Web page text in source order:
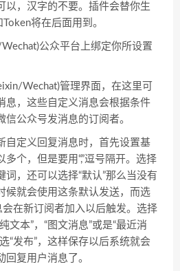
以，汉字的不要。插件会替你生
将在后面用到。
公众平台上绑定你所设置
Wechat)管理界面，在这里可
息，这些自定义消息会根据条件
信公众号发消息的订阅者。
自定义回复消息时，首先设置基
个，但是要用“,”逗号隔开。选择
词，还可以选择“默认”那么当没有
候就会使用这条默认发送，而选
会在新订阅者加入以后触发。选择
文本”，“图文消息”或是“最近消
“发布”，这样保存以后系统就会
回复用户消息了。